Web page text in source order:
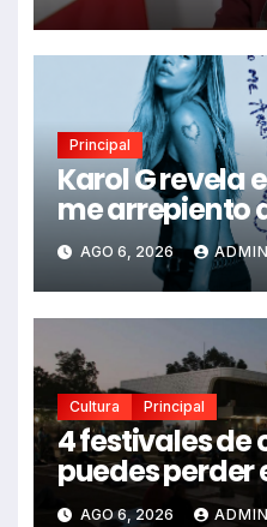
Principal
Karol G revela
me arrepiento
Drake, Bruno
estrellas se
AGO 6, 2026
Cultura Principal
4 festivales de
puedes perder
2026
AGO 6, 2026 ADMIN